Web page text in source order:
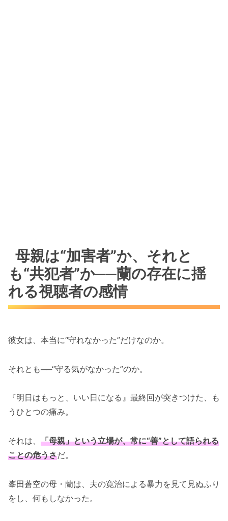
母親は“加害者”か、それと
も“共犯者”か──蘭の存在に揺
れる視聴者の感情
彼女は、本当に“守れなかった”だけなのか。
それとも──“守る気がなかった”のか。
『明日はもっと、いい日になる』最終回が突きつけた、も
うひとつの痛み。
それは、 「母親」という立場が、常に“善”として語られる
ことの危うさだ。
峯田蒼空の母・蘭は、夫の寛治による暴力を見て見ぬふり
をし、何もしなかった。